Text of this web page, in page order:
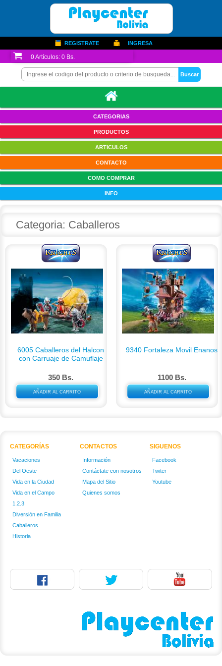
REGISTRATE INGRESA
0Artículos:0 Bs.
CATEGORIAS
PRODUCTOS
ARTICULOS
CONTACTO
COMO COMPRAR
INFO
Categoria: Caballeros
6005 Caballeros del Halcon
con Carruaje de Camuflaje
350 Bs.
AÑADIR AL CARRITO
9340 Fortaleza Movil Enanos
1100 Bs.
AÑADIR AL CARRITO
CATEGORÍAS
Vacaciones
Del Oeste
Vida en la Ciudad
Vida en el Campo
1.2.3
Diversión en Familia
Caballeros
Historia
CONTACTOS
Información
Contáctate con nosotros
Mapa del Sitio
Quienes somos
SIGUENOS
Facebook
Twiter
Youtube